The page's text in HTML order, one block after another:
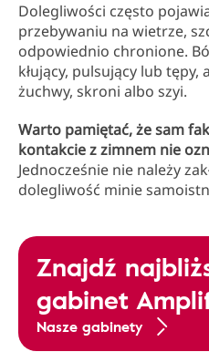
Dolegliwości często
przebywaniu na wietrze,
odpowiednio chronione.
kłujący, pulsujący lub
żuchwy, skroni albo szyi.
Warto pamiętać, że sam
kontakcie z zimnem nie
Jednocześnie nie należy
dolegliwość minie
Znajdź
gabinet
Nasze gabinety